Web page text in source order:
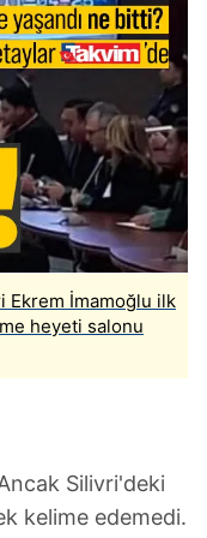
Ekrem İmamoğlu ilk
heyeti salonu
Silivri'deki
kelime edemedi.